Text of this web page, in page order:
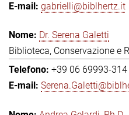
gabrielli@biblhertz.it
Dr. Serena Galetti
Biblioteca, Conservazione e
+39 06 69993-314